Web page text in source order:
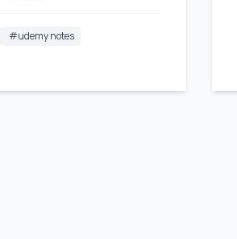
#udemy notes